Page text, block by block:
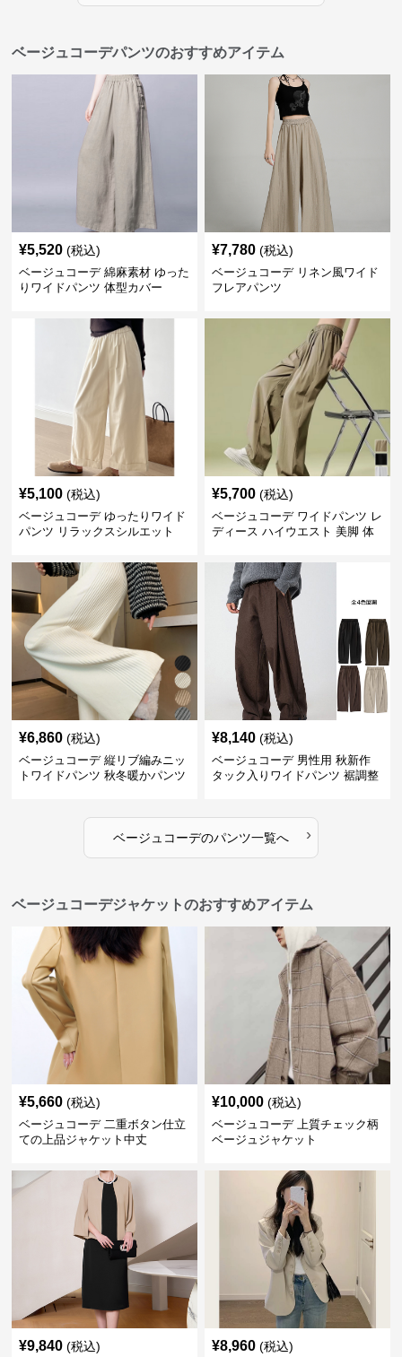
ベージュコーデパンツのおすすめアイテム
¥5,520 (税込)
ベージュコーデ 綿麻素材 ゆった
りワイドパンツ 体型カバー
¥7,780 (税込)
ベージュコーデ リネン風ワイド
フレアパンツ
¥5,100 (税込)
ベージュコーデ ゆったりワイド
パンツ リラックスシルエット
¥5,700 (税込)
ベージュコーデ ワイドパンツ レ
ディース ハイウエスト 美脚 体
¥6,860 (税込)
ベージュコーデ 縦リブ編みニッ
トワイドパンツ 秋冬暖かパンツ
¥8,140 (税込)
ベージュコーデ 男性用 秋新作
タック入りワイドパンツ 裾調整
ベージュコーデのパンツ一覧へ ›
ベージュコーデジャケットのおすすめアイテム
¥5,660 (税込)
ベージュコーデ 二重ボタン仕立
ての上品ジャケット中丈
¥10,000 (税込)
ベージュコーデ 上質チェック柄
ベージュジャケット
¥9,840 (税込) ¥8,960 (税込)